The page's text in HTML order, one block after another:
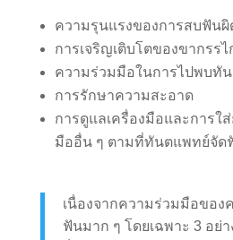
ความรุนแรงของการสบฟัน
การเจริญเติบโตของขากรรไ
ความร่วมมือในการไปพบทั
การรักษาความสะอาด
การดูแลเครื่องมือและการใ
มืออื่น ๆ ตามที่ทันตแพทย์จัด
เนื่องจากความร่วมมือของ
ฟันมาก ๆ โดยเฉพาะ 3 อย่